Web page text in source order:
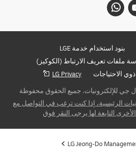
بنود استخدام خدمة LGE
ملفات تعريف الارتباط (الكوكيز)
الاحتياجات
LG Privacy
الرئيسية، إذا كنت ترغب في التواصل مع
التابعة لها يرجى النقر فوق
LG Jeong-Do